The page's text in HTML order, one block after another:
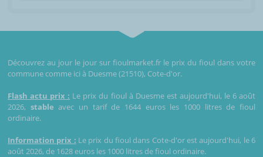
Découvrez au jour le jour sur fioulmarket.fr le prix du fioul dans votre
commune comme ici à Duesme (21510), Cote-d'or.
Flash actu prix : Le prix du fioul à Duesme est aujourd'hui, le 6 août
2026, stable avec un tarif de 1644 euros les 1000 litres de fioul
ordinaire.
Information prix : Le prix du fioul dans Cote-d'or est aujourd'hui, le 6
août 2026, de 1628 euros les 1000 litres de fioul ordinaire.